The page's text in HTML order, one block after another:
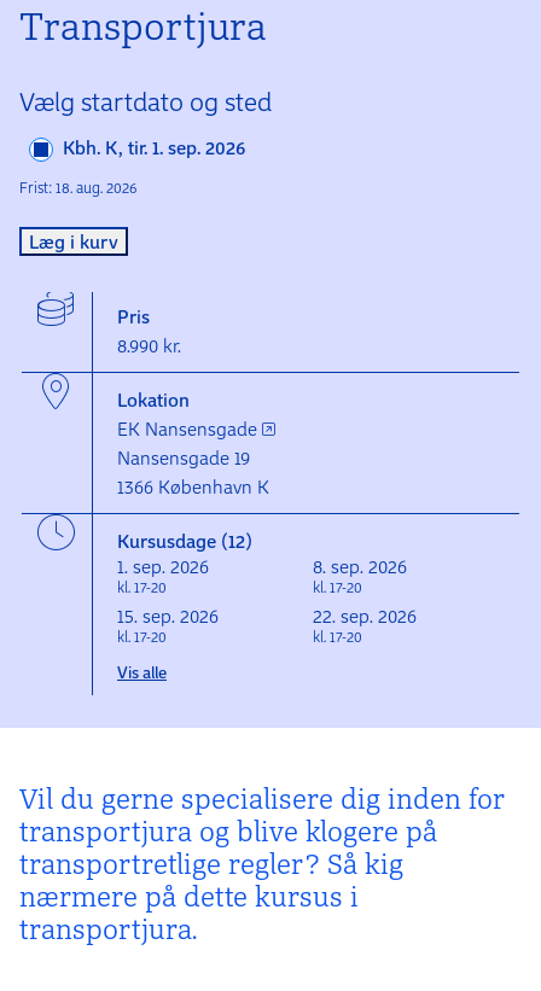
Transport­jura
Vælg startdato og sted
Kbh. K, tir. 1. sep. 2026
Frist: 18. aug. 2026
Læg i kurv
Pris
8.990 kr.
Lokation
EK Nansensgade
Nansensgade 19
1366 København K
Kursusdage (12)
1. sep. 2026
kl. 17-20
8. sep. 2026
kl. 17-20
15. sep. 2026
kl. 17-20
22. sep. 2026
kl. 17-20
Vis alle
Vil du gerne specialisere dig inden for
transport­jura og blive klogere på
transport­retlige regler? Så kig
nærmere på dette kursus i
transportjura.